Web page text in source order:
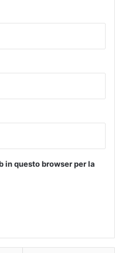
in questo browser per la